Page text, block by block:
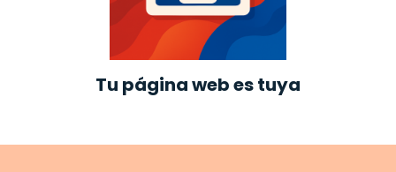
Tu página web es tuya